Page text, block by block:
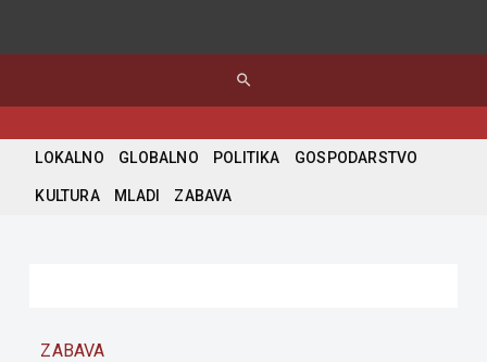
search
LOKALNO GLOBALNO POLITIKA GOSPODARSTVO
KULTURA MLADI ZABAVA
ZABAVA